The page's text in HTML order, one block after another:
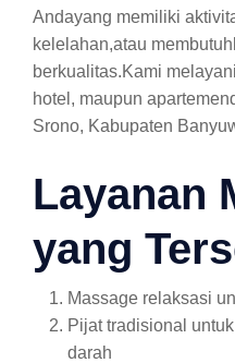
Andayang memiliki
kelelahan,atau
berkualitas.Kami
hotel, maupun
Srono, Kabupaten
Layanan
yang
Massage relaksasi
Pijat tradisional
darah